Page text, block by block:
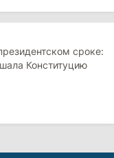
сроке:
Конституцию